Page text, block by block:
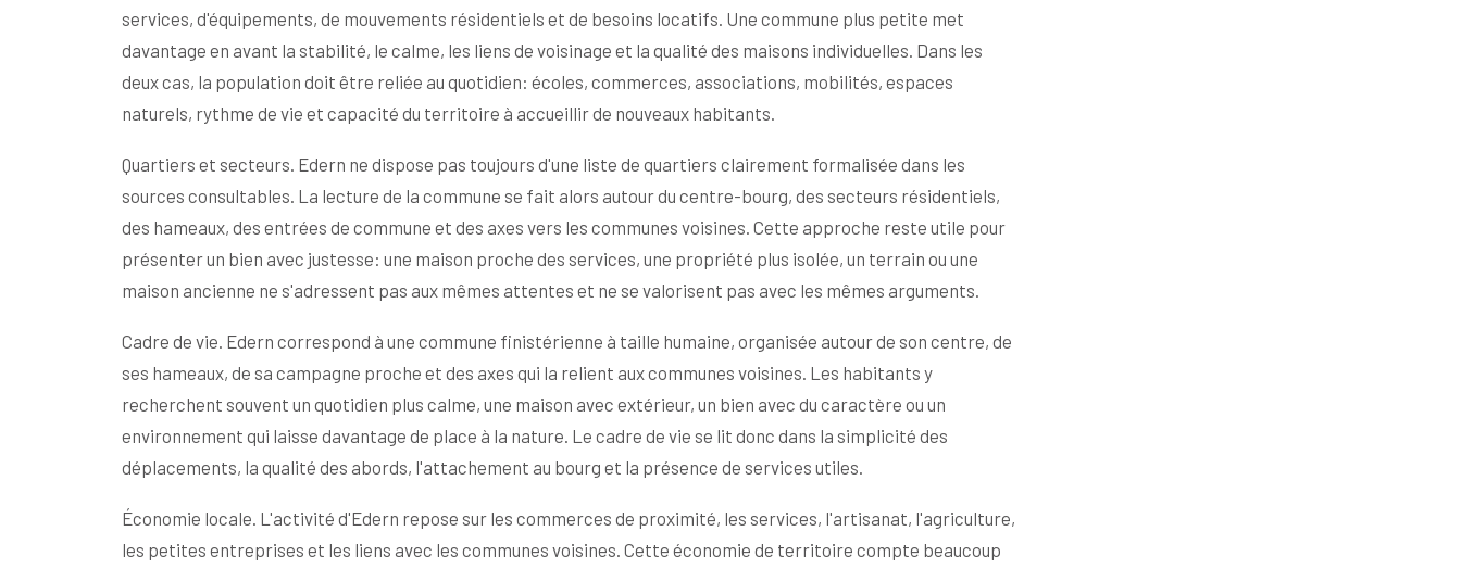
services, d'équipements, de mouvements résidentiels et de besoins locatifs. Une commune plus petite met
davantage en avant la stabilité, le calme, les liens de voisinage et la qualité des maisons individuelles. Dans les
deux cas, la population doit être reliée au quotidien: écoles, commerces, associations, mobilités, espaces
naturels, rythme de vie et capacité du territoire à accueillir de nouveaux habitants.
Quartiers et secteurs. Edern ne dispose pas toujours d'une liste de quartiers clairement formalisée dans les
sources consultables. La lecture de la commune se fait alors autour du centre-bourg, des secteurs résidentiels,
des hameaux, des entrées de commune et des axes vers les communes voisines. Cette approche reste utile pour
présenter un bien avec justesse: une maison proche des services, une propriété plus isolée, un terrain ou une
maison ancienne ne s'adressent pas aux mêmes attentes et ne se valorisent pas avec les mêmes arguments.
Cadre de vie. Edern correspond à une commune finistérienne à taille humaine, organisée autour de son centre, de
ses hameaux, de sa campagne proche et des axes qui la relient aux communes voisines. Les habitants y
recherchent souvent un quotidien plus calme, une maison avec extérieur, un bien avec du caractère ou un
environnement qui laisse davantage de place à la nature. Le cadre de vie se lit donc dans la simplicité des
déplacements, la qualité des abords, l'attachement au bourg et la présence de services utiles.
Économie locale. L'activité d'Edern repose sur les commerces de proximité, les services, l'artisanat, l'agriculture,
les petites entreprises et les liens avec les communes voisines. Cette économie de territoire compte beaucoup